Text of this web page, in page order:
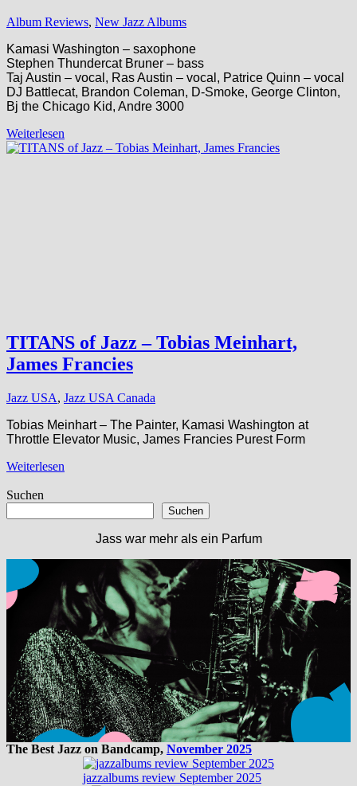
Album Reviews, New Jazz Albums
Kamasi Washington – saxophone
Stephen Thundercat Bruner – bass
Taj Austin – vocal, Ras Austin – vocal, Patrice Quinn – vocal
DJ Battlecat, Brandon Coleman, D-Smoke, George Clinton,
Bj the Chicago Kid, Andre 3000
Weiterlesen
TITANS of Jazz – Tobias Meinhart,
James Francies
Jazz USA, Jazz USA Canada
Tobias Meinhart – The Painter, Kamasi Washington at
Throttle Elevator Music, James Francies Purest Form
Weiterlesen
Suchen
Suchen
Jass war mehr als ein Parfum
The Best Jazz on Bandcamp, November 2025
jazzalbums review September 2025